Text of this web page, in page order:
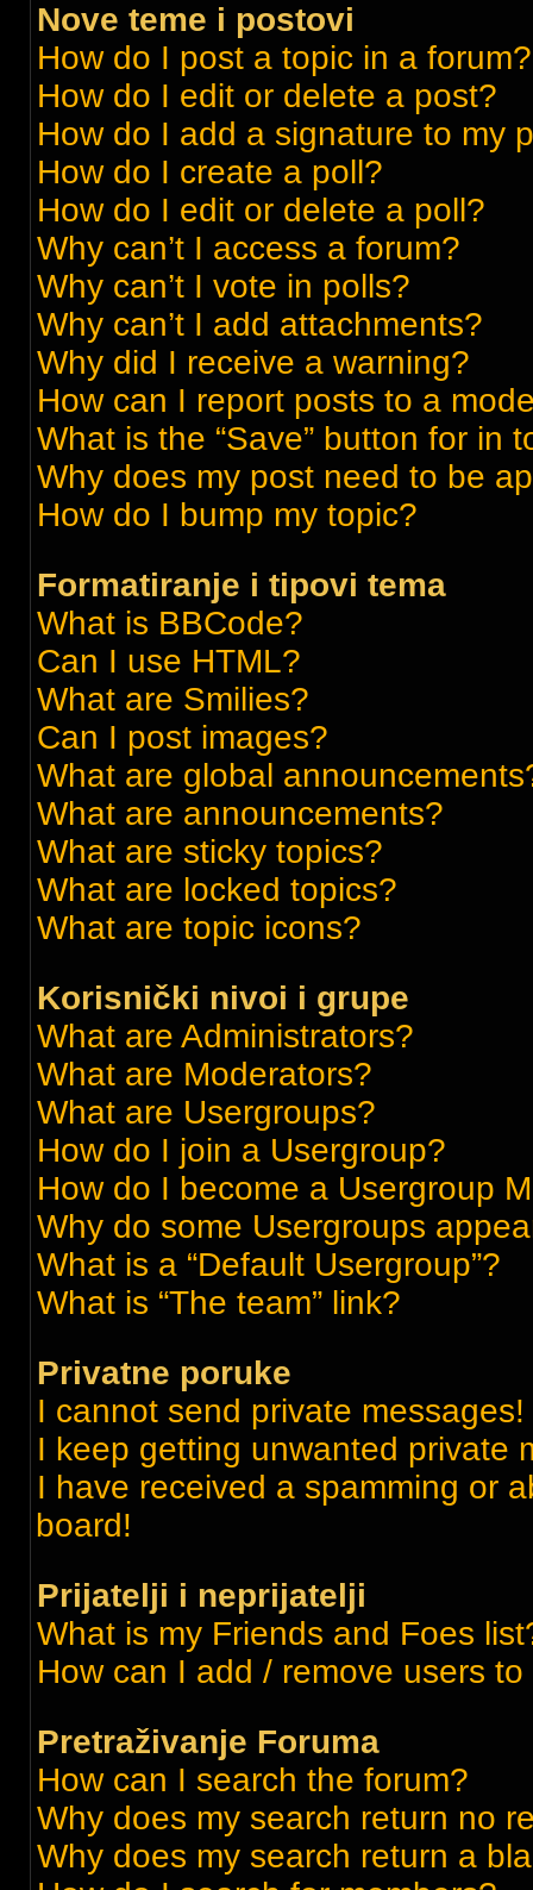
Nove teme i postovi
How do I post a topic in a forum?
How do I edit or delete a post?
How do I add a signature to my
How do I create a poll?
How do I edit or delete a poll?
Why can’t I access a forum?
Why can’t I vote in polls?
Why can’t I add attachments?
Why did I receive a warning?
How can I report posts to a
What is the “Save” button for in
Why does my post need to be
How do I bump my topic?
Formatiranje i tipovi tema
What is BBCode?
Can I use HTML?
What are Smilies?
Can I post images?
What are global
What are announcements?
What are sticky topics?
What are locked topics?
What are topic icons?
Korisnički nivoi i grupe
What are Administrators?
What are Moderators?
What are Usergroups?
How do I join a Usergroup?
How do I become a Usergroup
Why do some Usergroups
What is a “Default Usergroup”?
What is “The team” link?
Privatne poruke
I cannot send private messages!
I keep getting unwanted private
I have received a spamming or
board!
Prijatelji i neprijatelji
What is my Friends and Foes
How can I add / remove users
Pretraživanje Foruma
How can I search the forum?
Why does my search return no
Why does my search return a